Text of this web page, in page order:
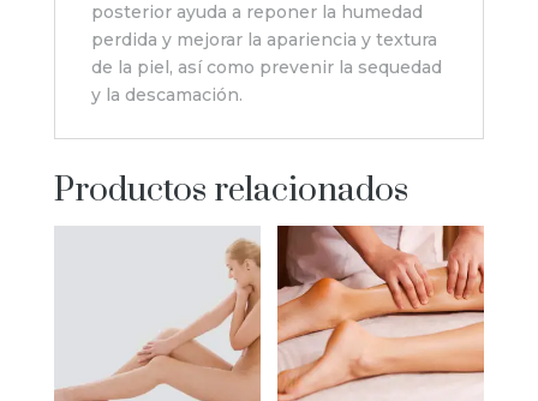
posterior ayuda a reponer la humedad
perdida y mejorar la apariencia y textura
de la piel, así como prevenir la sequedad
y la descamación.
Productos relacionados